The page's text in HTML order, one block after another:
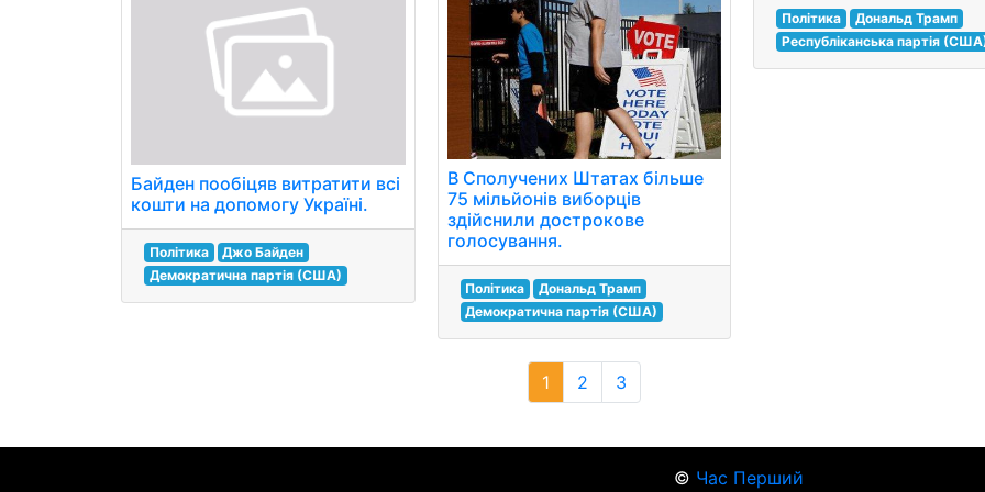
Байден пообіцяв витратити всі
кошти на допомогу Україні.
Політика
Джо Байден
Демократична партія (США)
В Сполучених Штатах більше
75 мільйонів виборців
здійснили дострокове
голосування.
Політика
Дональд Трамп
Демократична партія (США)
Політика
Дональд Трамп
Республіканська партія
1 2 3
© Час Перший